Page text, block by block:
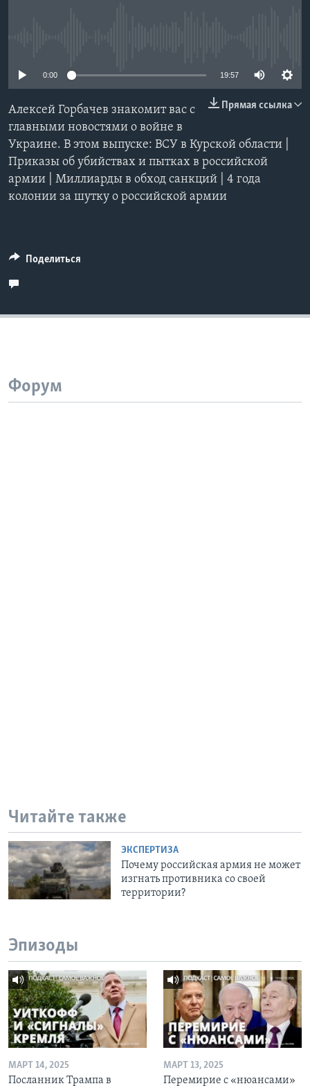
Языки
0:00 19:57
Прямая ссылка
Алексей Горбачев знакомит вас с
главными новостями о войне в
Украине. В этом выпуске: ВСУ в Курской области |
Приказы об убийствах и пытках в российской
армии | Миллиарды в обход санкций | 4 года
колонии за шутку о российской армии
Поделиться
Форум
Читайте также
ЭКСПЕРТИЗА
Почему российская армия не может
изгнать противника со своей
территории?
Эпизоды
МАРТ 14, 2025
Посланник Трампа в
МАРТ 13, 2025
Перемирие с «нюансами»